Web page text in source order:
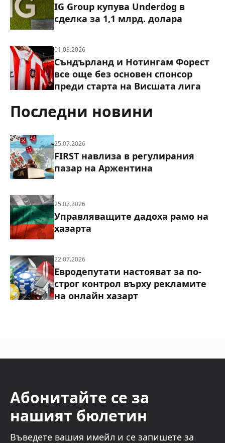
IG Group купува Underdog в
сделка за 1,1 млрд. долара
01.08.2026
Съндърланд и Нотингам Форест
все още без основен спонсор
преди старта на Висшата лига
Последни новини
25.07.2026
FIRST навлиза в регулирания
пазар на Аржентина
25.07.2026
Управляващите дадоха рамо на
хазарта
22.07.2026
Евродепутати настояват за по-
строг контрол върху рекламите
на онлайн хазарт
Абонитайте се за
нашият бюлетин
Въведете вашия имейл и се запишете за